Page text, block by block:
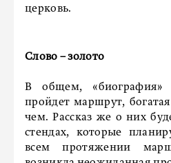
церковь.
Слово – золото
В общем,
пройдет маршрут,
чем. Рассказ же о них
стендах, которые
всем протяжении